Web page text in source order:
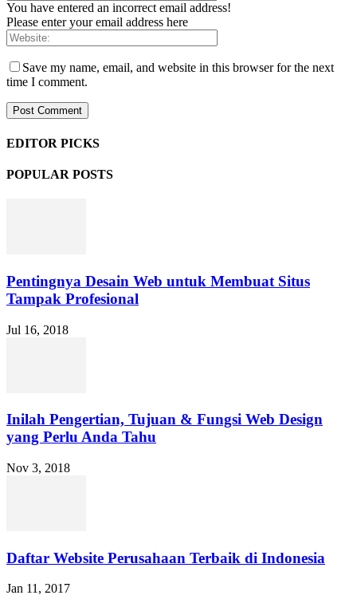
You have entered an incorrect email address!
Please enter your email address here
Save my name, email, and website in this browser for the next
time I comment.
EDITOR PICKS
POPULAR POSTS
Pentingnya Desain Web untuk Membuat Situs
Tampak Profesional
Jul 16, 2018
Inilah Pengertian, Tujuan & Fungsi Web Design
yang Perlu Anda Tahu
Nov 3, 2018
Daftar Website Perusahaan Terbaik di Indonesia
Jan 11, 2017